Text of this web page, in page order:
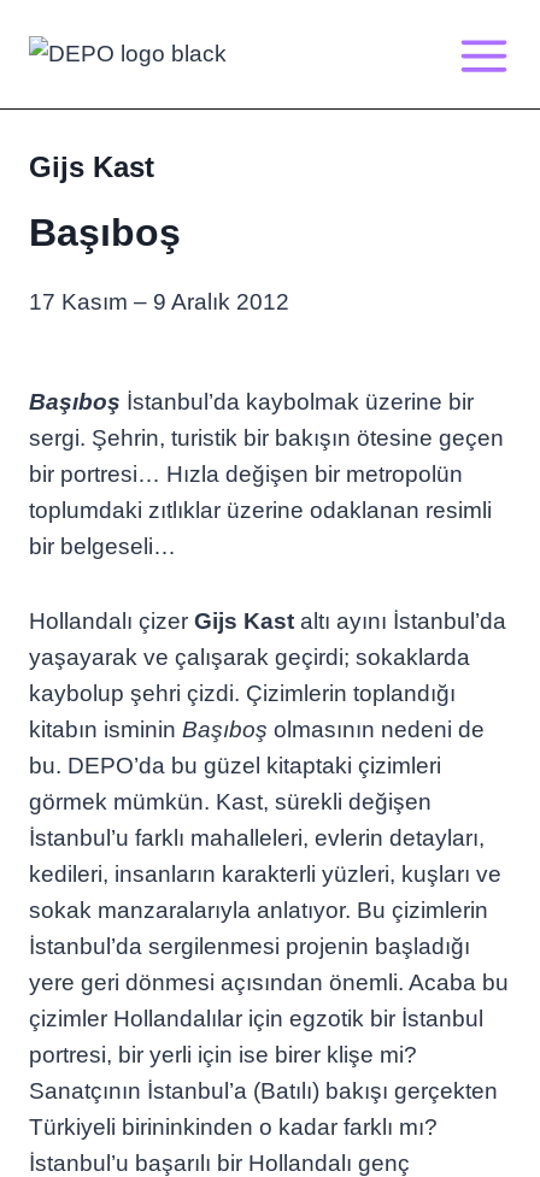
Gijs Kast
Başıboş
17 Kasım – 9 Aralık 2012
Başıboş İstanbul’da kaybolmak üzerine bir
sergi. Şehrin, turistik bir bakışın ötesine geçen
bir portresi… Hızla değişen bir metropolün
toplumdaki zıtlıklar üzerine odaklanan resimli
bir belgeseli…
Hollandalı çizer Gijs Kast altı ayını İstanbul’da
yaşayarak ve çalışarak geçirdi; sokaklarda
kaybolup şehri çizdi. Çizimlerin toplandığı
kitabın isminin Başıboş olmasının nedeni de
bu. DEPO’da bu güzel kitaptaki çizimleri
görmek mümkün. Kast, sürekli değişen
İstanbul’u farklı mahalleleri, evlerin detayları,
kedileri, insanların karakterli yüzleri, kuşları ve
sokak manzaralarıyla anlatıyor. Bu çizimlerin
İstanbul’da sergilenmesi projenin başladığı
yere geri dönmesi açısından önemli. Acaba bu
çizimler Hollandalılar için egzotik bir İstanbul
portresi, bir yerli için ise birer klişe mi?
Sanatçının İstanbul’a (Batılı) bakışı gerçekten
Türkiyeli birininkinden o kadar farklı mı?
İstanbul’u başarılı bir Hollandalı genç